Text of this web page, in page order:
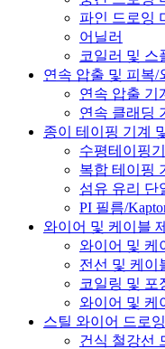
파인 드로잉
어닐러
코일러 및 스
연속 압출 및 피복/
연속 압출 기
연속 클래딩
종이 테이핑 기계
수평테이핑
복합 테이핑
섬유 유리 단
PI 필름/
와이어 및 케이블
와이어 및 케
전선 및 케이
코일링 및 포
와이어 및 케
스틸 와이어 드로
건식 철강선